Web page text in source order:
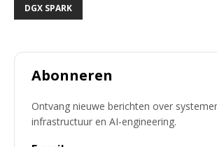
DGX SPARK
Abonneren
Ontvang nieuwe berichten over
infrastructuur en AI-engineering.